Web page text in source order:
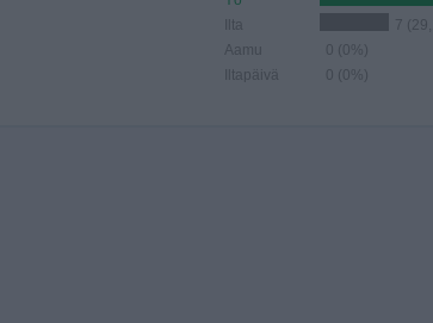
Ilta
7
Aamu
0 (0%)
Iltapäivä
0 (0%)